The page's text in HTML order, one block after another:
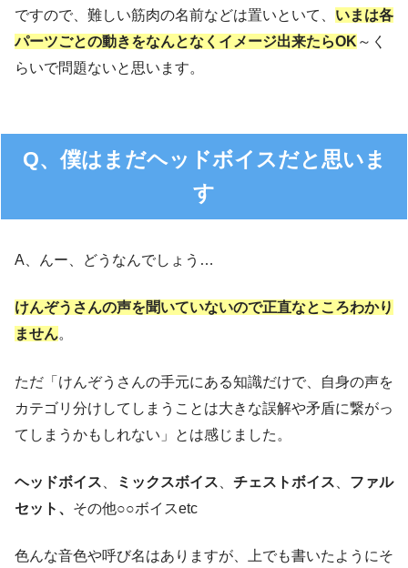
ですので、難しい筋肉の名前などは置いといて、 いまは各
パーツごとの動きをなんとなくイメージ出来たらOK ～く
らいで問題ないと思います。
Q、僕はまだヘッドボイスだと思いま
す
A、んー、どうなんでしょう…
けんぞうさんの声を聞いていないので正直なところわかり
ません。
ただ「けんぞうさんの手元にある知識だけで、自身の声を
カテゴリ分けしてしまうことは大きな誤解や矛盾に繋がっ
てしまうかもしれない」とは感じました。
ヘッドボイス ミックスボイス チェストボイス
ファル
セット、 その他○○ボイスetc
色んな音色や呼び名はありますが、上でも書いたようにそ